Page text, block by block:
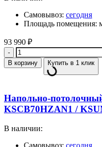
Самовывоз: сегодня
Площадь помещения:
93 990 ₽
Количество
В корзину Купить в 1 клик
Напольно-
KSCB70HZAN1 /
В наличии:
Самовывоз: сегодня